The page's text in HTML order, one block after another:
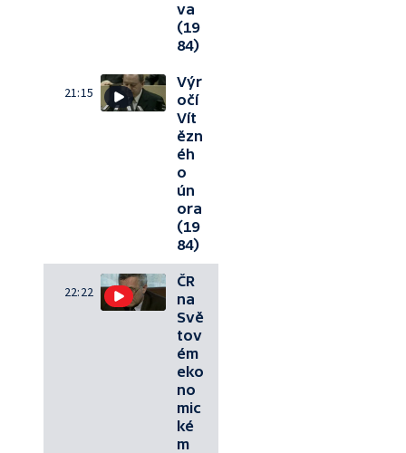
va
(19
84)
21:15
Výr
očí
Vít
ězn
éh
o
ún
ora
(19
84)
22:22
ČR
na
Svě
tov
ém
eko
no
mic
ké
m